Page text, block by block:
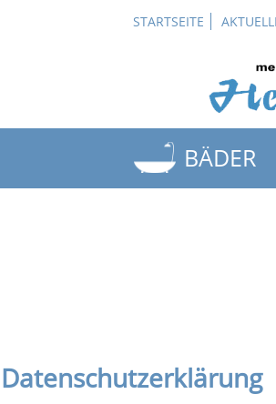
STARTSEITE
BÄDER
Datenschutzerklärung